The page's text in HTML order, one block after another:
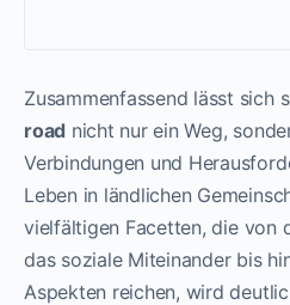
Zusammenfassend lässt sich
road nicht nur ein Weg,
Verbindungen und
Leben in ländlichen
vielfältigen Facetten, die von
das soziale Miteinander bis
Aspekten reichen, wird